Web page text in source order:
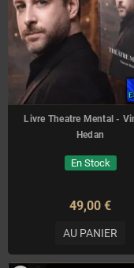
Livre Theatre Mental -
Hedan
En Stock
49,00 €
AU PANIER